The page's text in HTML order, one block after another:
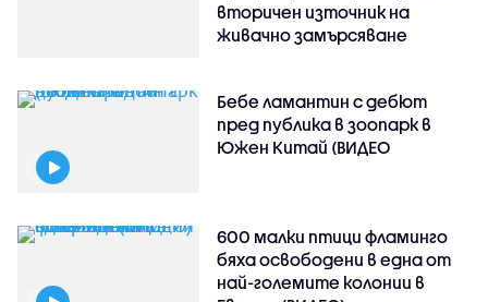
вторичен източник на
живачно замърсяване
Бебе ламантин с дебют
пред публика в зоопарк в
Южен Китай (ВИДЕО
600 малки птици фламинго
бяха освободени в една от
най-големите колонии в